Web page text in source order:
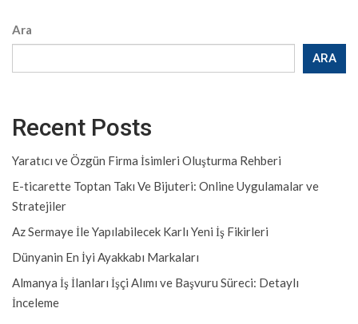
Ara
ARA
Recent Posts
Yaratıcı ve Özgün Firma İsimleri Oluşturma Rehberi
E-ticarette Toptan Takı Ve Bijuteri: Online Uygulamalar ve
Stratejiler
Az Sermaye İle Yapılabilecek Karlı Yeni İş Fikirleri
Dünyanin En İyi Ayakkabı Markaları
Almanya İş İlanları İşçi Alımı ve Başvuru Süreci: Detaylı
İnceleme